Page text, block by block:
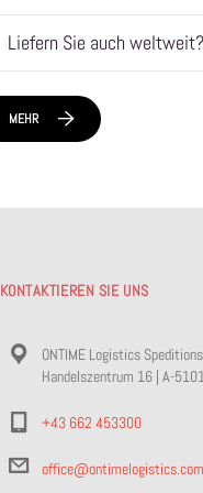
Liefern Sie auch weltweit?
MEHR
KONTAKTIEREN SIE UNS
ONTIME Logistics
Handelszentrum 16 | A-
+43 662 453300
office@ontimelogistics.com